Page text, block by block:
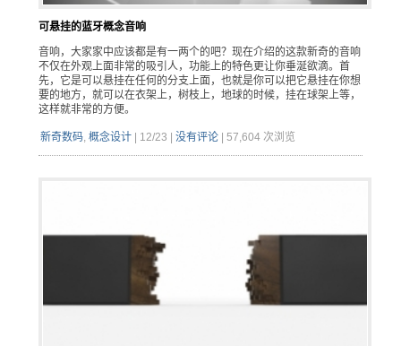
可悬挂的蓝牙概念音响
音响，大家家中应该都是有一两个的吧？现在介绍的这款新奇的音响
不仅在外观上面非常的吸引人，功能上的特色更让你垂涎欲滴。首
先，它是可以悬挂在任何的分支上面，也就是你可以把它悬挂在你想
要的地方，就可以在衣架上，树枝上，地球的时候，挂在球架上等，
这样就非常的方便。
新奇数码, 概念设计| 12/23 没有评论| 57,604 次浏览